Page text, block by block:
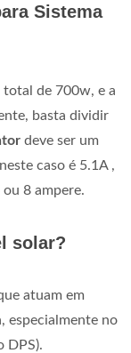
Sistema
total de 700w, e a
basta dividir
deve ser um
caso é 5.1A ,
ou 8 ampere.
solar?
atuam em
especialmente no
DPS).